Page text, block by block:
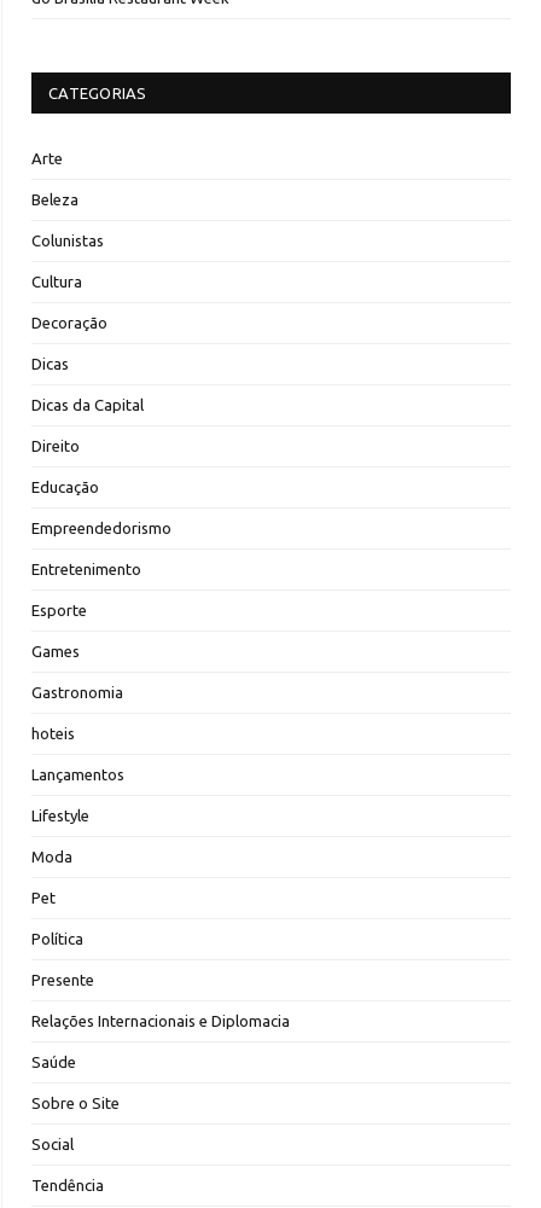
CATEGORIAS
Arte
Beleza
Colunistas
Cultura
Decoração
Dicas
Dicas da Capital
Direito
Educação
Empreendedorismo
Entretenimento
Esporte
Games
Gastronomia
hoteis
Lançamentos
Lifestyle
Moda
Pet
Política
Presente
Relações Internacionais e Diplomacia
Saúde
Sobre o Site
Social
Tendência